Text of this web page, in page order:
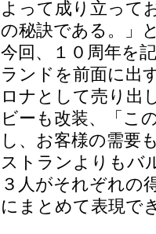
よって成り立って
の秘訣である。
今回、１０周年を
ランドを前面に出
ロナとして売り出
ビーも改装、「こ
し、お客様の需要
ストランよりもバ
３人がそれぞれの
にまとめて表現